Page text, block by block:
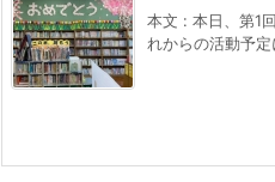
本文 : 本日、第1
れからの活動予